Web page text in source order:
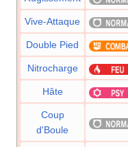
Vive-Attaque
Double Pied
Nitrocharge
Hâte
Coup
d'Boule